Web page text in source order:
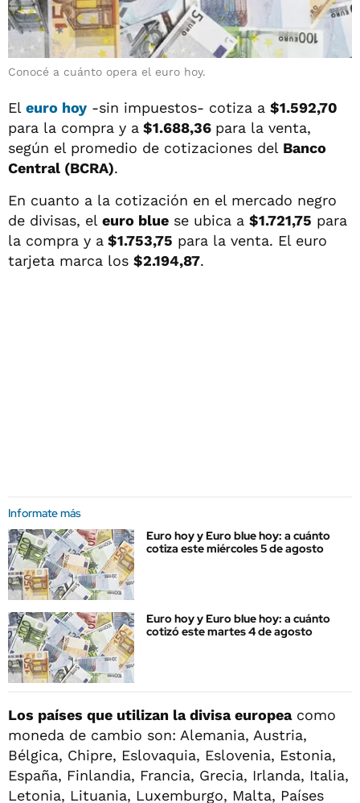
Conocé a cuánto opera el euro hoy.
El euro hoy -sin impuestos- cotiza a $1.592,70
para la compra y a $1.688,36 para la venta,
según el promedio de cotizaciones del Banco
Central (BCRA).
En cuanto a la cotización en el mercado negro
de divisas, el euro blue se ubica a $1.721,75 para
la compra y a $1.753,75 para la venta. El euro
tarjeta marca los $2.194,87.
Informate más
Euro hoy y Euro blue hoy: a cuánto
cotiza este miércoles 5 de agosto
Euro hoy y Euro blue hoy: a cuánto
cotizó este martes 4 de agosto
Los países que utilizan la divisa europeacomo
moneda de cambio son: Alemania, Austria,
Bélgica, Chipre, Eslovaquia, Eslovenia, Estonia,
España, Finlandia, Francia, Grecia, Irlanda, Italia,
Letonia, Lituania, Luxemburgo, Malta, Países